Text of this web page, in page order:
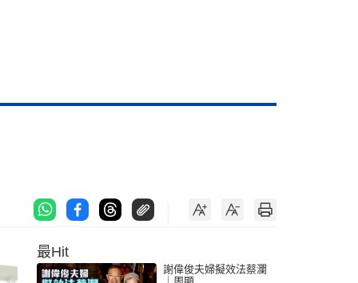
最Hit
謝偉俊夫婦擬效法蔡瀾